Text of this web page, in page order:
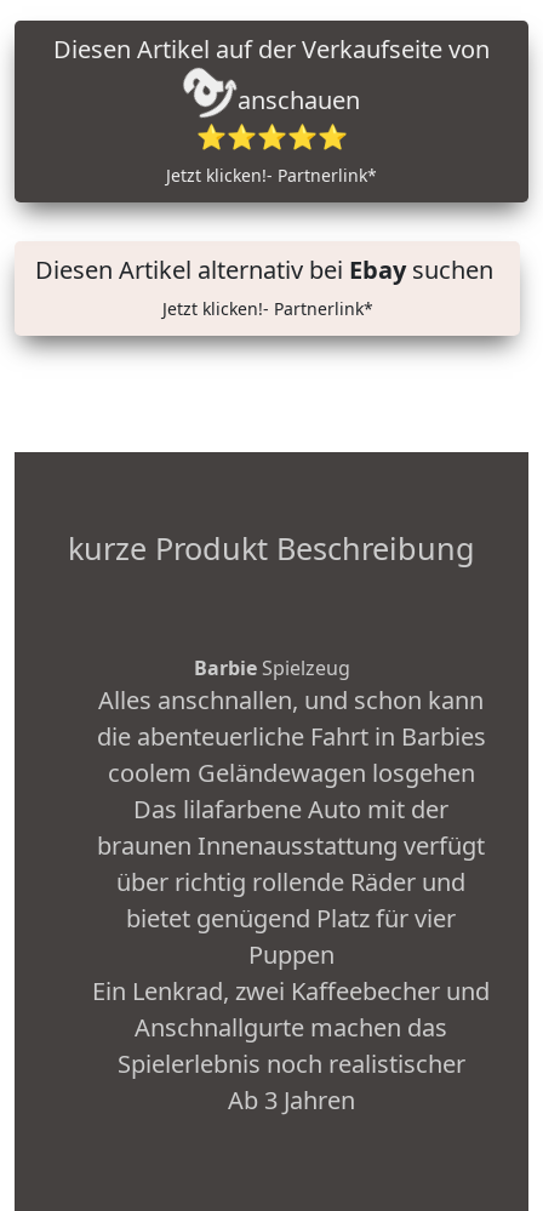
anschauen
⭐⭐⭐⭐⭐
Jetzt klicken!- Partnerlink*
Diesen Artikel alternativ bei Ebaysuchen
Jetzt klicken!- Partnerlink*
kurze Produkt Beschreibung
BarbieSpielzeug
Alles anschnallen, und schon kann
die abenteuerliche Fahrt in Barbies
coolem Geländewagen losgehen
Das lilafarbene Auto mit der
braunen Innenausstattung verfügt
über richtig rollende Räder und
bietet genügend Platz für vier
Puppen
Ein Lenkrad, zwei Kaffeebecher und
Anschnallgurte machen das
Spielerlebnis noch realistischer
Ab 3 Jahren